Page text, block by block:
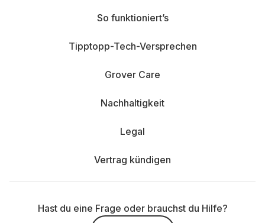
So funktioniert’s
Tipptopp-Tech-Versprechen
Grover Care
Nachhaltigkeit
Legal
Vertrag kündigen
Hast du eine Frage oder brauchst du Hilfe?